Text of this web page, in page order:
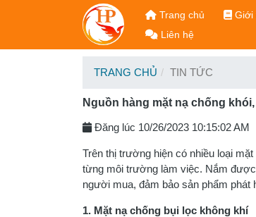
Trang chủ Giới
Liên hệ
TRANG CHỦ TIN TỨC
Nguồn hàng mặt nạ chống
Đăng lúc 10/26/2023 10:15:02 AM
Trên thị trường hiện có nhiều loại
từng môi trường làm việc. Nắm
người mua, đảm bảo sản phẩm phát
1. Mặt nạ chống bụi lọc không khí